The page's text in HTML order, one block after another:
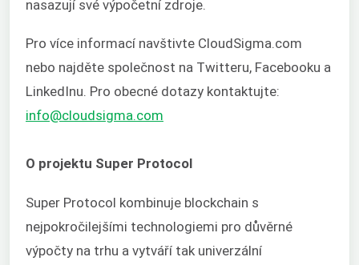
nasazují své výpočetní zdroje.
Pro více informací navštivte CloudSigma.com
nebo najděte společnost na Twitteru, Facebooku a
LinkedInu. Pro obecné dotazy kontaktujte:
info@cloudsigma.com
O projektu Super Protocol
Super Protocol kombinuje blockchain s
nejpokročilejšími technologiemi pro důvěrné
výpočty na trhu a vytváří tak univerzální